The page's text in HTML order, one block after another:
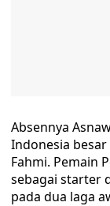
Absennya
Indonesia
Fahmi. Pemain
sebagai starter
pada dua laga